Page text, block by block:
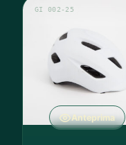
Anteprima
GI 002-25